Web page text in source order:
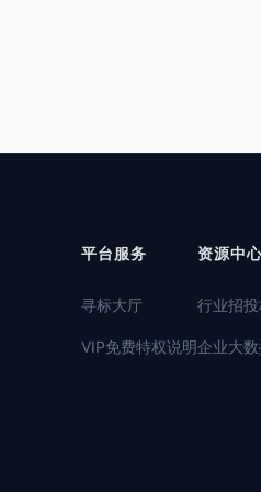
平台服务
寻标大厅
VIP免费特权说明
资源中
行业招
企业大